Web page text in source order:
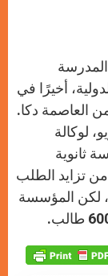
المدرسة
أخيرًا في
العاصمة دكا.
لوكالة
ثانوية
تزايد الطلب
العام، لكن المؤسسة